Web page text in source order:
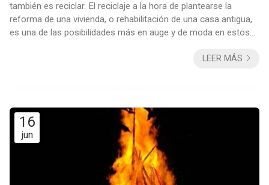
también es reciclar. El reciclaje a la hora de plantearse la
reforma de una vivienda, o rehabilitación de una casa antigua,
es una de las posibilidades más en auge y de moda en estos
se han ido instaurando como vitales a la hora de acometer una
LEER MÁS
16
jun